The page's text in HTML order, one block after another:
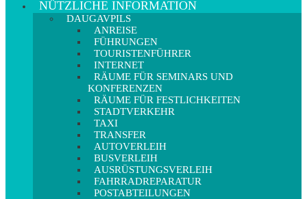
NÜTZLICHE INFORMATION
DAUGAVPILS
ANREISE
FÜHRUNGEN
TOURISTENFÜHRER
INTERNET
RÄUME FÜR SEMINARS UND
KONFERENZEN
RÄUME FÜR FESTLICHKEITEN
STADTVERKEHR
TAXI
TRANSFER
AUTOVERLEIH
BUSVERLEIH
AUSRÜSTUNGSVERLEIH
FAHRRADREPARATUR
POSTABTEILUNGEN